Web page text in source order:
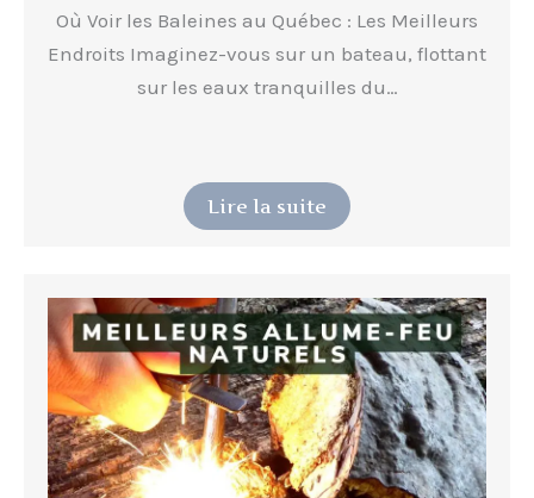
Où Voir les Baleines au Québec : Les Meilleurs
Endroits Imaginez-vous sur un bateau, flottant
sur les eaux tranquilles du…
Lire la suite